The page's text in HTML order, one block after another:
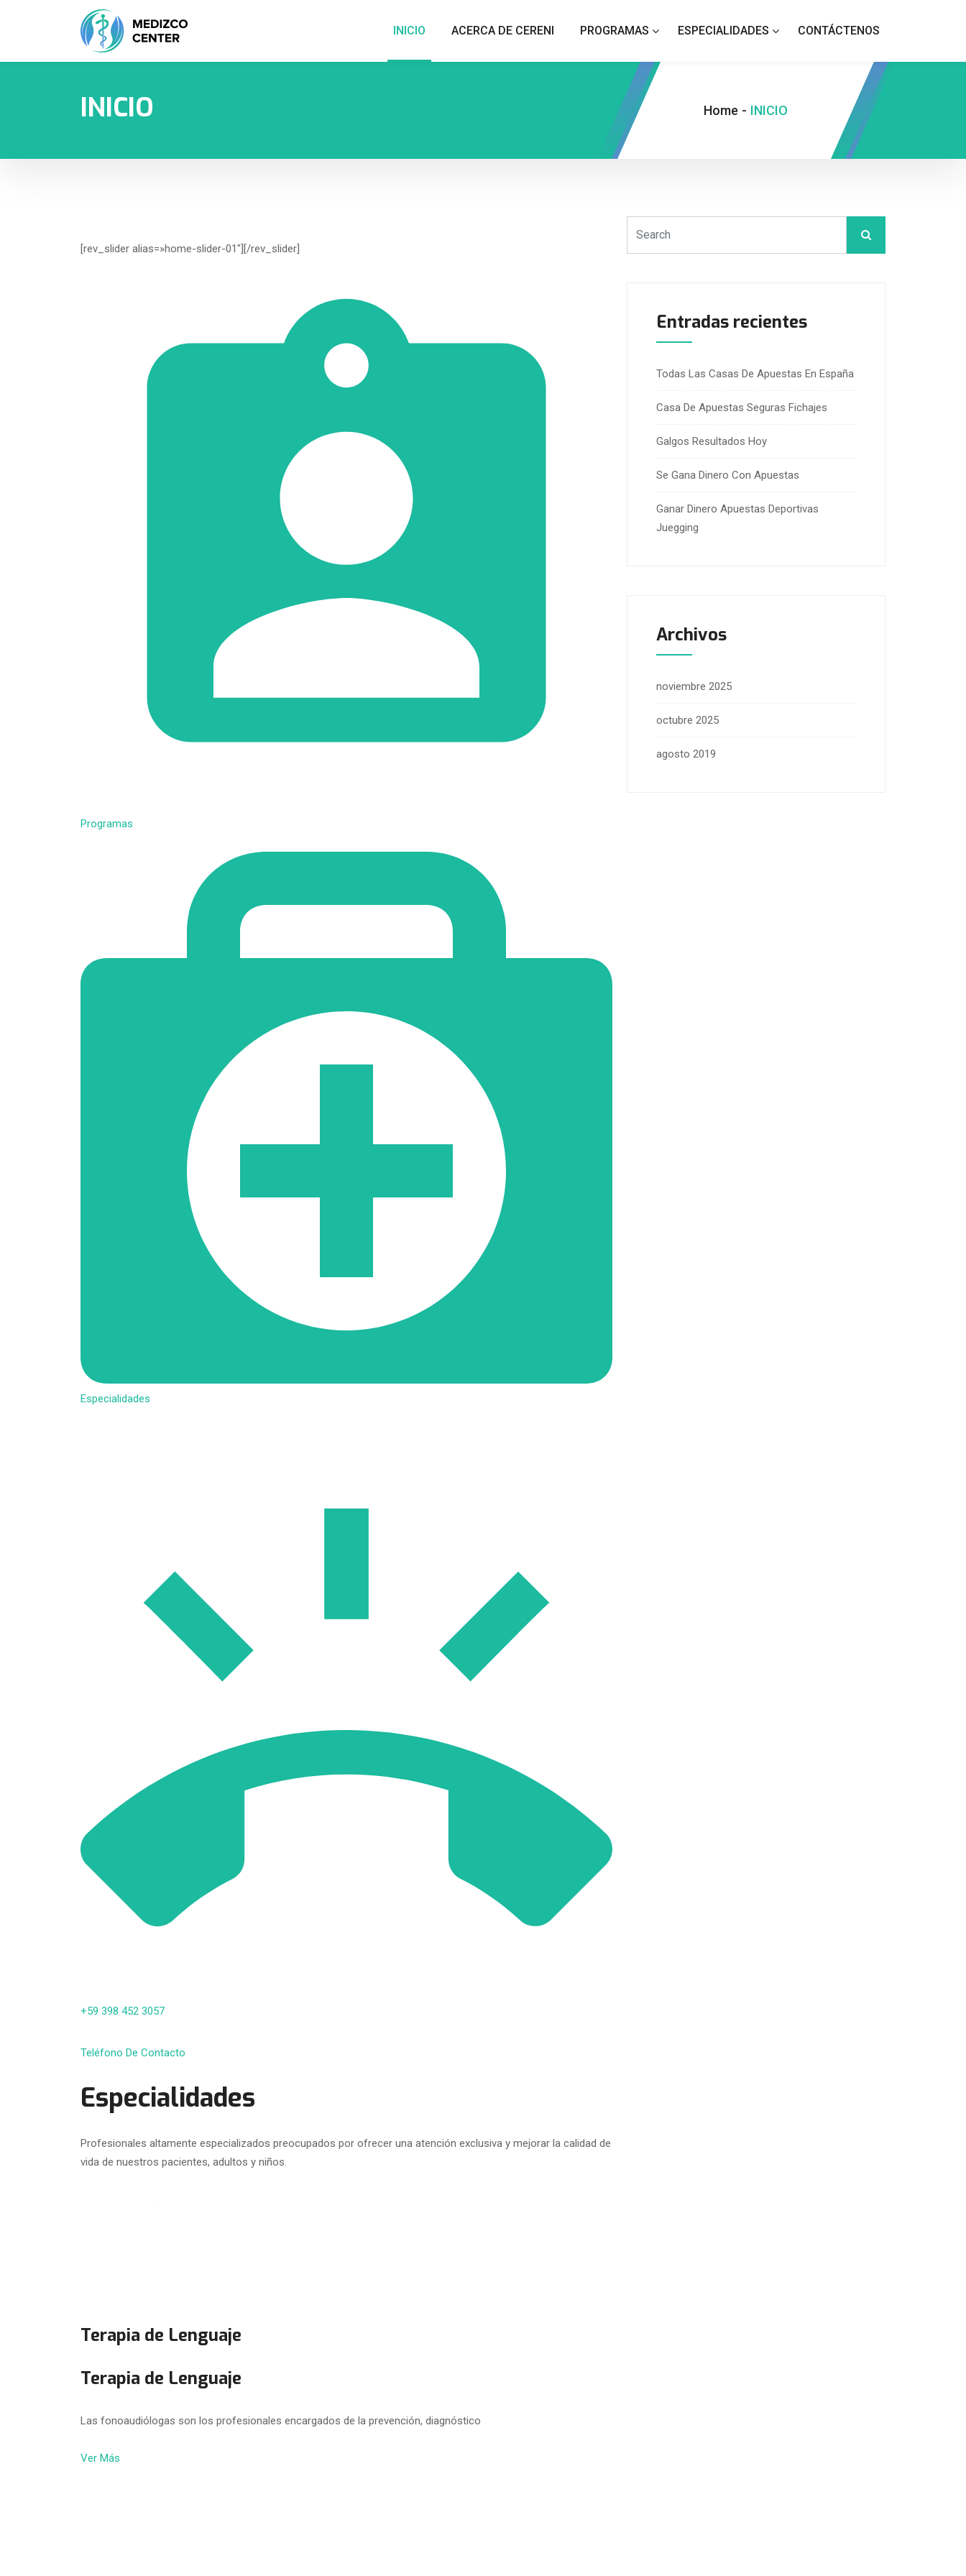
INICIO ACERCA DE CERENI PROGRAMAS ESPECIALIDADES CONTÁCTENOS
INICIO Home - INICIO
[rev_slider alias=»home-slider-01″][/rev_slider]
Programas
Especialidades
+59 398 452 3057
Teléfono De Contacto
Especialidades
Profesionales altamente especializados preocupados por ofrecer una atención exclusiva y mejorar la calidad de
vida de nuestros pacientes, adultos y niños.
Terapia de Lenguaje
Terapia de Lenguaje
Las fonoaudiólogas son los profesionales encargados de la prevención, diagnóstico
Ver Más
Entradas recientes
Todas Las Casas De Apuestas En España
Casa De Apuestas Seguras Fichajes
Galgos Resultados Hoy
Se Gana Dinero Con Apuestas
Ganar Dinero Apuestas Deportivas
Juegging
Archivos
noviembre 2025
octubre 2025
agosto 2019